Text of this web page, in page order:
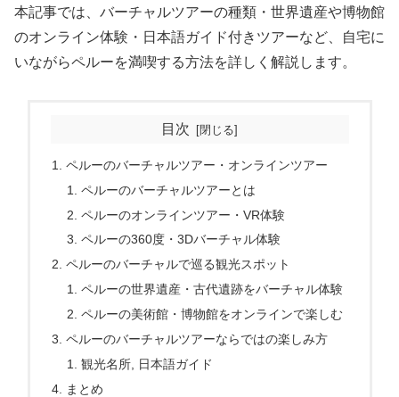
本記事では、バーチャルツアーの種類・世界遺産や博物館
のオンライン体験・日本語ガイド付きツアーなど、自宅に
いながらペルーを満喫する方法を詳しく解説します。
目次
ペルーのバーチャルツアー・オンラインツアー
ペルーのバーチャルツアーとは
ペルーのオンラインツアー・VR体験
ペルーの360度・3Dバーチャル体験
ペルーのバーチャルで巡る観光スポット
ペルーの世界遺産・古代遺跡をバーチャル体験
ペルーの美術館・博物館をオンラインで楽しむ
ペルーのバーチャルツアーならではの楽しみ方
観光名所, 日本語ガイド
まとめ